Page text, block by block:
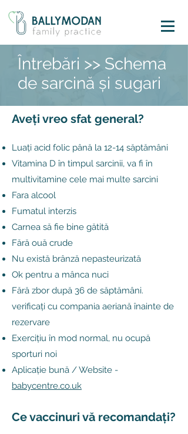
Întrebări >> Schema
de sarcină și sugari
Aveți vreo sfat general?
Luați acid folic până la 12-14 săptămâni
Vitamina D în timpul sarcinii, va fi în
multivitamine cele mai multe sarcini
Fara alcool
Fumatul interzis
Carnea să fie bine gătită
Fără ouă crude
Nu există brânză nepasteurizată
Ok pentru a mânca nuci
Fără zbor după 36 de săptămâni.
verificați cu compania aeriană înainte de
rezervare
Exercițiu în mod normal, nu ocupă
sporturi noi
Aplicație bună / Website -
babycentre.co.uk
Ce vaccinuri vă recomandați?